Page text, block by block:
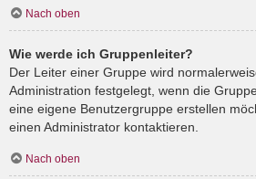
Nach oben
Wie werde ich Gruppenleiter?
Der Leiter einer Gruppe wird
Administration festgelegt, wenn die
eine eigene Benutzergruppe erstellen
einen Administrator kontaktieren.
Nach oben